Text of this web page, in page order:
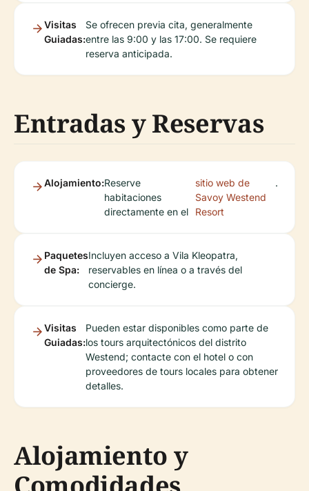
Visitas
Guiadas:
Se ofrecen previa cita, generalmente
entre las 9:00 y las 17:00. Se requiere
reserva anticipada.
Entradas y Reservas
Alojamiento:Reserve
habitaciones
directamente en el
sitio web de
Savoy Westend
Resort
.
Paquetes
de Spa:
Incluyen acceso a Vila Kleopatra,
reservables en línea o a través del
concierge.
Visitas
Guiadas:
Pueden estar disponibles como parte de
los tours arquitectónicos del distrito
Westend; contacte con el hotel o con
proveedores de tours locales para obtener
detalles.
Alojamiento y